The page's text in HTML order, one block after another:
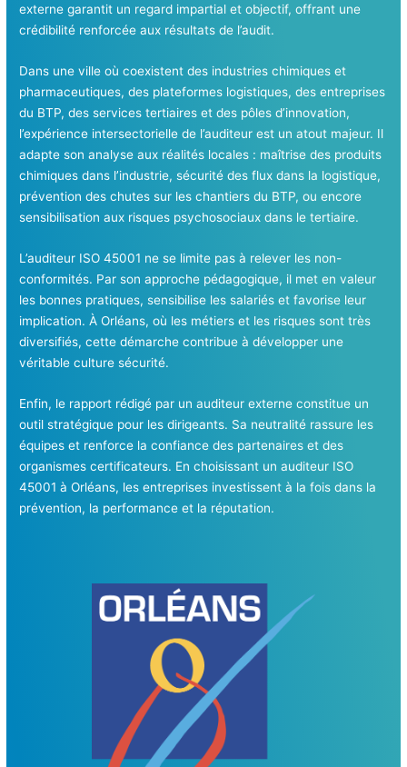
externe garantit un regard impartial et objectif, offrant une
crédibilité renforcée aux résultats de l’audit.
Dans une ville où coexistent des industries chimiques et
pharmaceutiques, des plateformes logistiques, des entreprises
du BTP, des services tertiaires et des pôles d’innovation,
l’expérience intersectorielle de l’auditeur est un atout majeur. Il
adapte son analyse aux réalités locales : maîtrise des produits
chimiques dans l’industrie, sécurité des flux dans la logistique,
prévention des chutes sur les chantiers du BTP, ou encore
sensibilisation aux risques psychosociaux dans le tertiaire.
L’auditeur ISO 45001 ne se limite pas à relever les non-
conformités. Par son approche pédagogique, il met en valeur
les bonnes pratiques, sensibilise les salariés et favorise leur
implication. À Orléans, où les métiers et les risques sont très
diversifiés, cette démarche contribue à développer une
véritable culture sécurité.
Enfin, le rapport rédigé par un auditeur externe constitue un
outil stratégique pour les dirigeants. Sa neutralité rassure les
équipes et renforce la confiance des partenaires et des
organismes certificateurs. En choisissant un auditeur ISO
45001 à Orléans, les entreprises investissent à la fois dans la
prévention, la performance et la réputation.